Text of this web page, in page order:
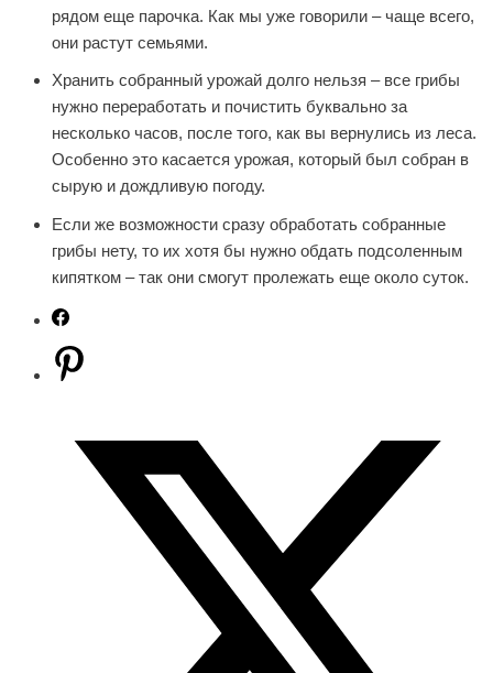
рядом еще парочка. Как мы уже говорили – чаще всего,
они растут семьями.
Хранить собранный урожай долго нельзя – все грибы
нужно переработать и почистить буквально за
несколько часов, после того, как вы вернулись из леса.
Особенно это касается урожая, который был собран в
сырую и дождливую погоду.
Если же возможности сразу обработать собранные
грибы нету, то их хотя бы нужно обдать подсоленным
кипятком – так они смогут пролежать еще около суток.